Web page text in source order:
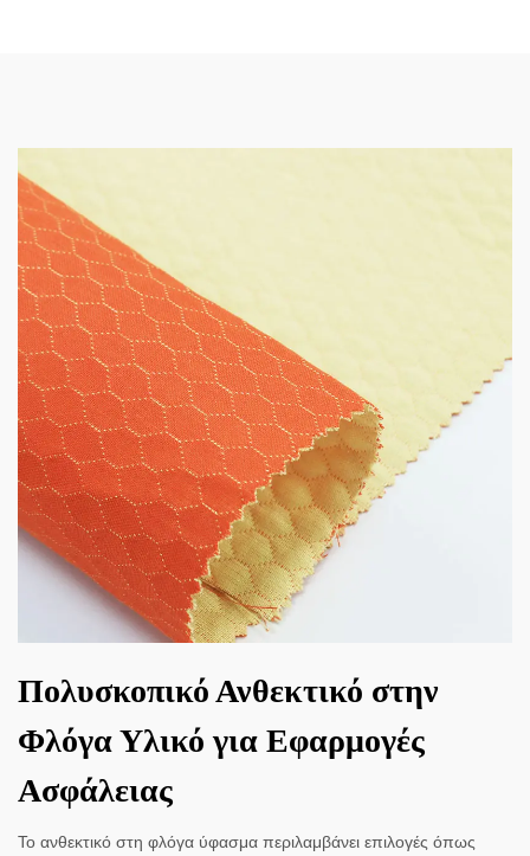
Πολυσκοπικό Ανθεκτικό στην
Φλόγα Υλικό για Εφαρμογές
Ασφάλειας
Το ανθεκτικό στη φλόγα ύφασμα περιλαμβάνει επιλογές όπως